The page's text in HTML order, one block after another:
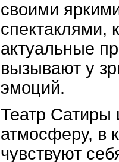
своими
спектаклями,
актуальные
вызывают у
эмоций.
Театр Сатиры
атмосферу, в
чувствуют